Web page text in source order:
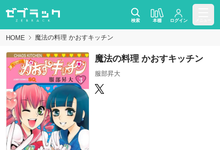
検索 本棚 ログイン
HOME 魔法の料理 かおすキッチン
魔法の料理 かおすキッチン
服部昇大